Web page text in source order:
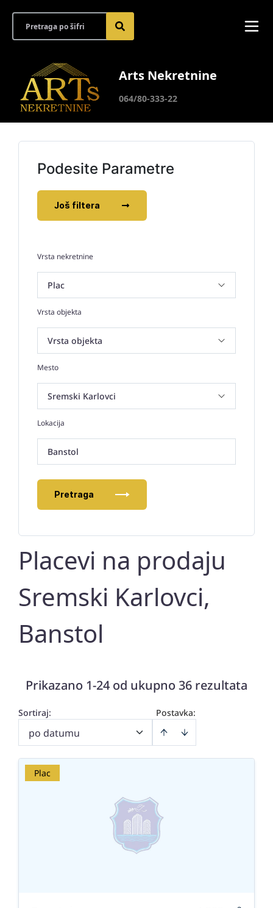
Arts Nekretnine
064/80-333-22
Podesite Parametre
Još filtera
Vrsta nekretnine
Vrsta objekta
Mesto
Lokacija
Banstol
Pretraga
Placevi na prodaju
Sremski Karlovci,
Banstol
Prikazano 1-24 od ukupno 36 rezultata
Postavka:
Sortiraj:
po datumu
Plac